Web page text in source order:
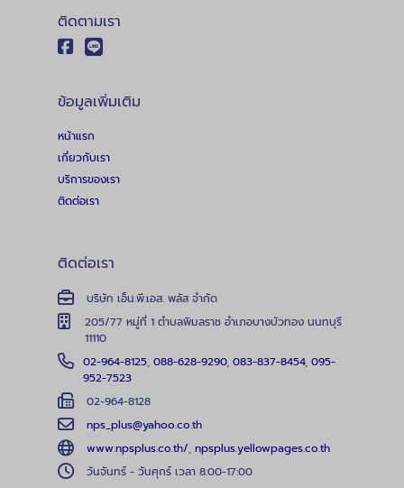
ติดตามเรา
ข้อมูลเพิ่มเติม
หน้าแรก
เกี่ยวกับเรา
บริการของเรา
ติดต่อเรา
ติดต่อเรา
บริษัท เอ็น.พี.เอส. พลัส จำกัด
205/77 หมู่ที่ 1 ตำบลพิมลราช อำเภอบางบัวทอง นนทบุรี
11110
02-964-8125, 088-628-9290, 083-837-8454, 095-
952-7523
02-964-8128
nps_plus@yahoo.co.th
www.npsplus.co.th/, npsplus.yellowpages.co.th
วันจันทร์ - วันศุกร์ เวลา 8:00-17:00